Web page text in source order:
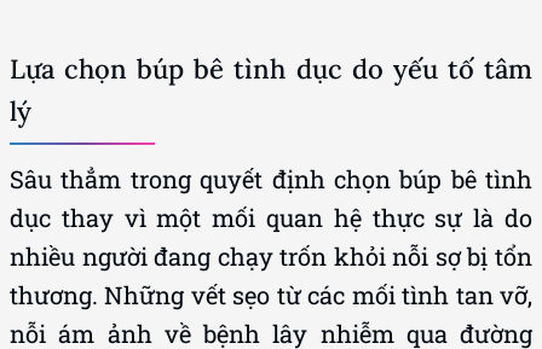
Lựa chọn búp bê tình dục do yếu tố tâm
lý
Sâu thẳm trong quyết định chọn búp bê tình
dục thay vì một mối quan hệ thực sự là do
nhiều người đang chạy trốn khỏi nỗi sợ bị tổn
thương. Những vết sẹo từ các mối tình tan vỡ,
nỗi ám ảnh về bệnh lây nhiễm qua đường